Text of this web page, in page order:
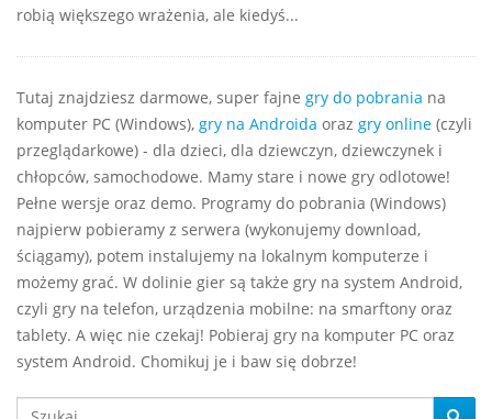
robią większego wrażenia, ale kiedyś...
Tutaj znajdziesz darmowe, super fajne gry do pobrania na
komputer PC (Windows), gry na Androida oraz gry online (czyli
przeglądarkowe) - dla dzieci, dla dziewczyn, dziewczynek i
chłopców, samochodowe. Mamy stare i nowe gry odlotowe!
Pełne wersje oraz demo. Programy do pobrania (Windows)
najpierw pobieramy z serwera (wykonujemy download,
ściągamy), potem instalujemy na lokalnym komputerze i
możemy grać. W dolinie gier są także gry na system Android,
czyli gry na telefon, urządzenia mobilne: na smarftony oraz
tablety. A więc nie czekaj! Pobieraj gry na komputer PC oraz
system Android. Chomikuj je i baw się dobrze!